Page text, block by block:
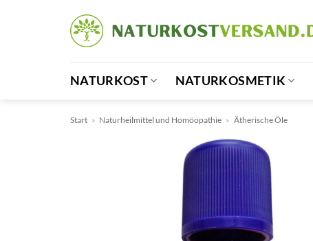
NATURKOST NATURKOSMETIK
Start » Naturheilmittel und Homöopathie » Ätherische Öle